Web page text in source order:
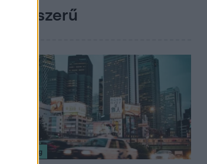
Népszerű
Nagyvilág